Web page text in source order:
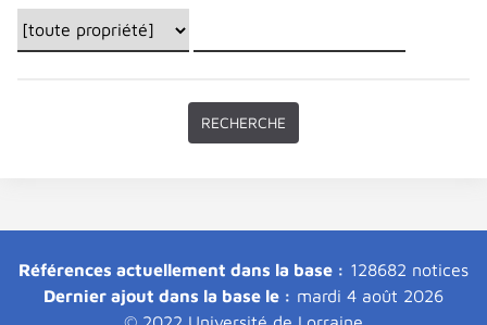
Références actuellement dans la base : 128682 notices
Dernier ajout dans la base le : mardi 4 août 2026